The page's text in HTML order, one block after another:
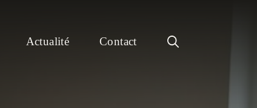
Actualité Contact